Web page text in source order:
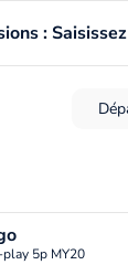
:
5p MY20